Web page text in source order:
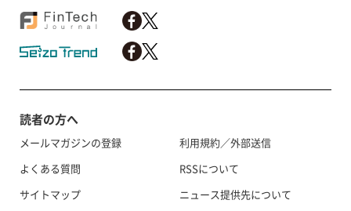
読者の方へ
メールマガジンの登録
よくある質問
サイトマップ
利用規約／外部送信
RSSについて
ニュース提供先について